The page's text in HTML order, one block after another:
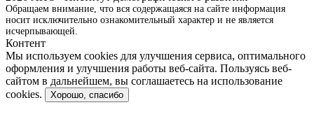
Обращаем внимание, что вся содержащаяся на сайте информация
носит исключительно ознакомительный характер и не является
исчерпывающей.
Контент
Мы используем cookies для улучшения сервиса, оптимального
оформления и улучшения работы веб-сайта. Пользуясь веб-
сайтом в дальнейшем, вы соглашаетесь на использование
cookies.
Хорошо, спасибо